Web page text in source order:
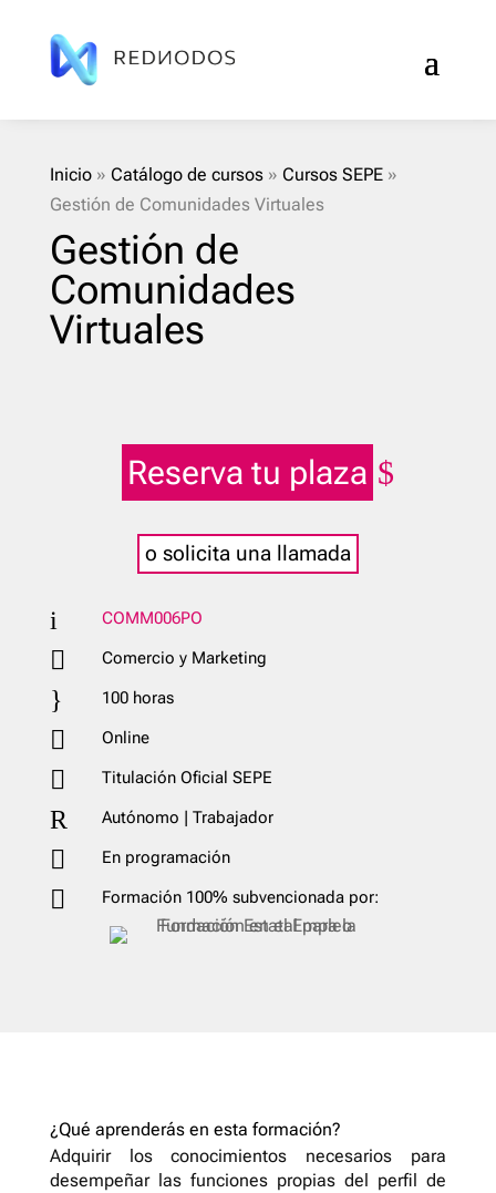
Inicio» Catálogo de cursos» Cursos SEPE»
Gestión de Comunidades Virtuales
Gestión de
Comunidades
Virtuales
Reserva tu plaza
o solicita una llamada
i COMM006PO
 Comercio y Marketing
} 100 horas
 Online
 Titulación Oficial SEPE
R Autónomo | Trabajador
 En programación
 Formación 100% subvencionada por:
¿Qué aprenderás en esta formación?
Adquirir los conocimientos necesarios para
desempeñar las funciones propias del perfil de